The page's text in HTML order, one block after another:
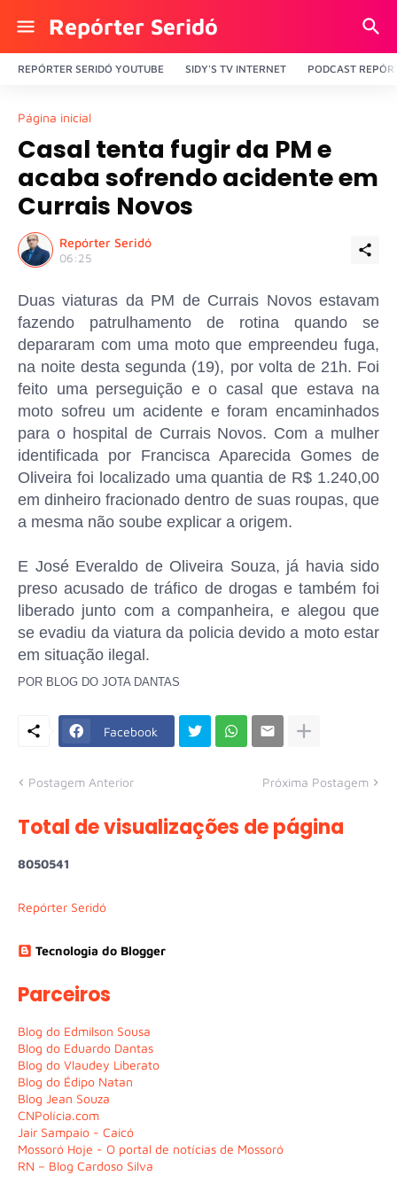
Repórter Seridó
REPÓRTER SERIDÓ YOUTUBE SIDY'S TV INTERNET PODCAST
Página inicial
Casal tenta fugir da PM e
acaba sofrendo acidente em
Currais Novos
Repórter Seridó
06:25
Duas viaturas da PM de Currais Novos estavam
fazendo patrulhamento de rotina quando se
depararam com uma moto que empreendeu fuga,
na noite desta segunda (19), por volta de 21h. Foi
feito uma perseguição e o casal que estava na
moto sofreu um acidente e foram encaminhados
para o hospital de Currais Novos. Com a mulher
identificada por Francisca Aparecida Gomes de
Oliveira foi localizado uma quantia de R$ 1.240,00
em dinheiro fracionado dentro de suas roupas, que
a mesma não soube explicar a origem.
E José Everaldo de Oliveira Souza, já havia sido
preso acusado de tráfico de drogas e também foi
liberado junto com a companheira, e alegou que
se evadiu da viatura da policia devido a moto estar
em situação ilegal.
POR BLOG DO JOTA DANTAS
Facebook
Postagem Anterior Próxima Postagem
Total de visualizações de página
8050541
Repórter Seridó
Tecnologia do Blogger
Parceiros
Blog do Edmilson Sousa
Blog do Eduardo Dantas
Blog do Vlaudey Liberato
Blog do Édipo Natan
Blog Jean Souza
CNPolícia.com
Jair Sampaio - Caicó
Mossoró Hoje - O portal de notícias de Mossoró
RN – Blog Cardoso Silva